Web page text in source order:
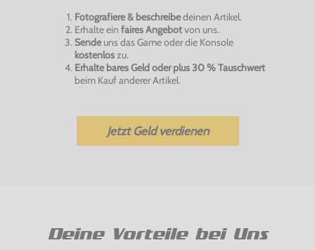
Fotografiere & beschreibedeinen Artikel.
Erhalte ein faires Angebotvon uns.
Sendeuns das Game oder die Konsole
kostenloszu.
Erhalte bares Geld oder plus 30 % Tauschwert
beim Kauf anderer Artikel.
Jetzt Geld verdienen
Deine Vorteile bei Uns